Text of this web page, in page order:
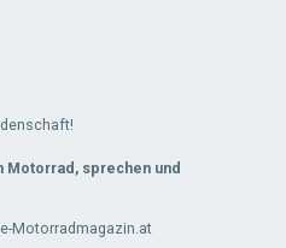
sprechen und
Motorradmagazin.at